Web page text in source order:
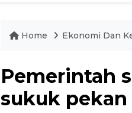
Home Ekonomi Dan
Pemerintah
sukuk